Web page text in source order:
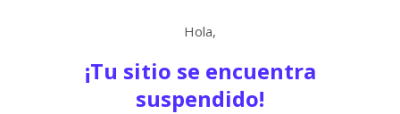
Hola,
¡Tu sitio se encuentra
suspendido!